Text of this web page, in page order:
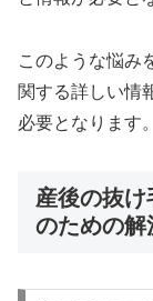
このような悩み
関する詳しい情
必要となります。
産後の抜
のための解